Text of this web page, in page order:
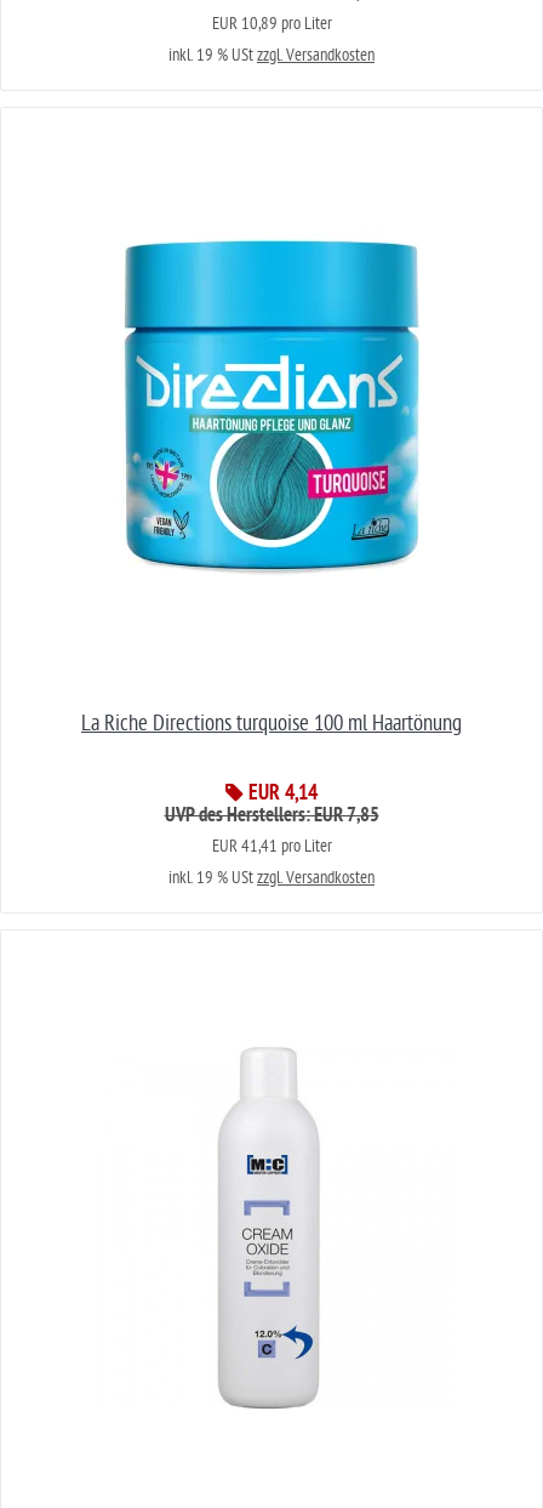
EUR 10,89 pro Liter
inkl. 19 % UStzzgl. Versandkosten
La Riche Directions turquoise 100 ml Haartönung
EUR 4,14
UVP des Herstellers: EUR 7,85
EUR 41,41 pro Liter
inkl. 19 % UStzzgl. Versandkosten